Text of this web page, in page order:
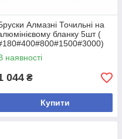
Алмазнi Точильні на
бланку 5шт (
Артикул
наявності
044 ₴
Купити